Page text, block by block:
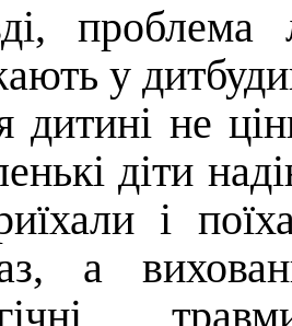
у
дитині не
діти
і
а